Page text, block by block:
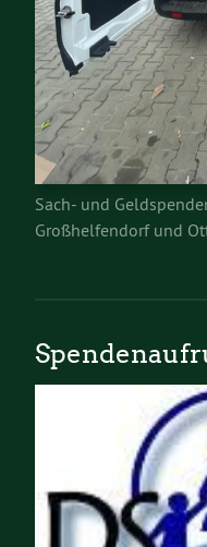
Sach- und
Großhelfendorf und